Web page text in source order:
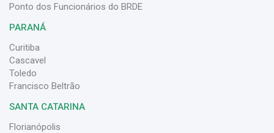
Ponto dos Funcionários do BRDE
PARANÁ
Curitiba
Cascavel
Toledo
Francisco Beltrão
SANTA CATARINA
Florianópolis